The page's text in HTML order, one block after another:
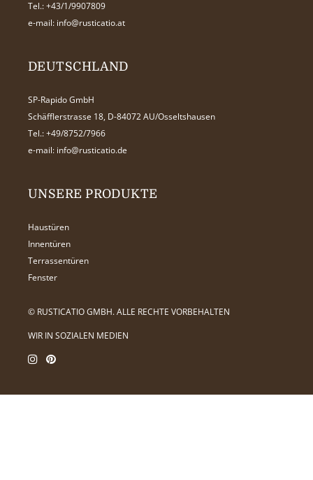
Tel.: +43/1/9907809
e-mail: info@rusticatio.at
DEUTSCHLAND
SP-Rapido GmbH
Schäfflerstrasse 18, D-84072 AU/Osseltshausen
Tel.: +49/8752/7966
e-mail: info@rusticatio.de
UNSERE PRODUKTE
Haustüren
Innentüren
Terrassentüren
Fenster
© RUSTICATIO GMBH. ALLE RECHTE VORBEHALTEN
WIR IN SOZIALEN MEDIEN